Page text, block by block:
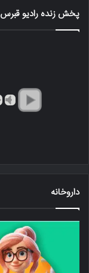
پخش زنده رادیو قبرس
داروخانه